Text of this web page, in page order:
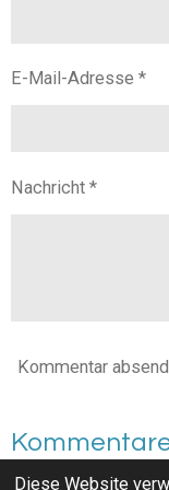
Diese Website
E-Mail-Adresse *
Nachricht *
Kommentar